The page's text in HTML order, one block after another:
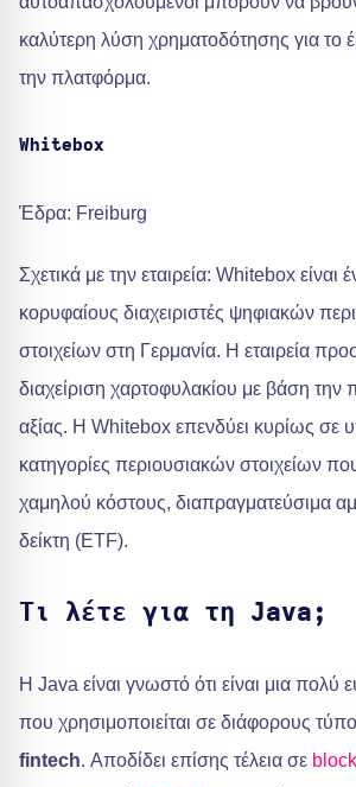
καλύτερη λύση χρηματοδότησης για το
την πλατφόρμα.
Whitebox
Έδρα: Freiburg
Σχετικά με την εταιρεία: Whitebox είναι
κορυφαίους διαχειριστές ψηφιακών
στοιχείων στη Γερμανία. Η εταιρεία
διαχείριση χαρτοφυλακίου με βάση την
αξίας. Η Whitebox επενδύει κυρίως σε
κατηγορίες περιουσιακών στοιχείων
χαμηλού κόστους, διαπραγματεύσιμα
δείκτη (ETF).
Τι λέτε για τη Java;
Η Java είναι γνωστό ότι είναι μια πολύ
που χρησιμοποιείται σε διάφορους
fintech. Αποδίδει επίσης τέλεια σε